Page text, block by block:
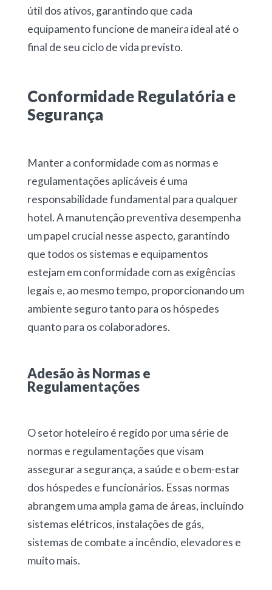
útil dos ativos, garantindo que cada
equipamento funcione de maneira ideal até o
final de seu ciclo de vida previsto.
Conformidade Regulatória e
Segurança
Manter a conformidade com as normas e
regulamentações aplicáveis é uma
responsabilidade fundamental para qualquer
hotel. A manutenção preventiva desempenha
um papel crucial nesse aspecto, garantindo
que todos os sistemas e equipamentos
estejam em conformidade com as exigências
legais e, ao mesmo tempo, proporcionando um
ambiente seguro tanto para os hóspedes
quanto para os colaboradores.
Adesão às Normas e
Regulamentações
O setor hoteleiro é regido por uma série de
normas e regulamentações que visam
assegurar a segurança, a saúde e o bem-estar
dos hóspedes e funcionários. Essas normas
abrangem uma ampla gama de áreas, incluindo
sistemas elétricos, instalações de gás,
sistemas de combate a incêndio, elevadores e
muito mais.